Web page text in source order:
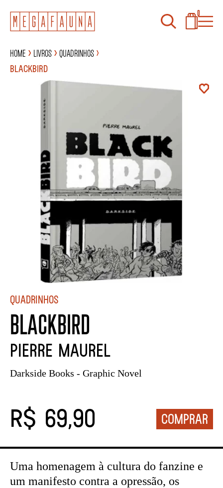
0
Home Livros
Quadrinhos
BLACKBIRD
Quadrinhos
BLACKBIRD
Pierre Maurel
Darkside Books - Graphic Novel
R$ 69,90
Uma homenagem à cultura do fanzine e
um manifesto contra a opressão, os